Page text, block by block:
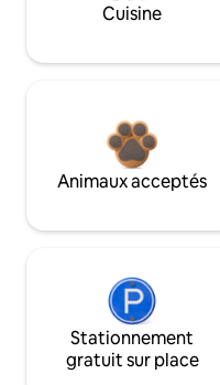
Cuisine
Animaux acceptés
Stationnement
gratuit sur place